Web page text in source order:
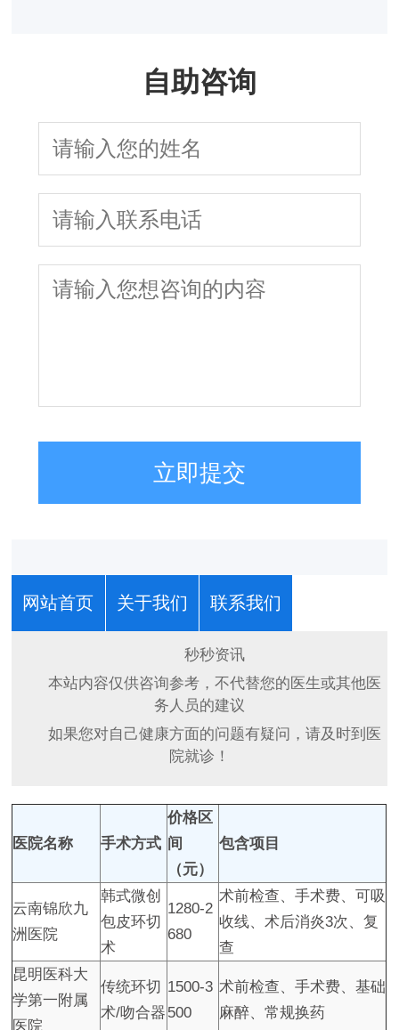
自助咨询
立即提交
网站首页 关于我们 联系我们
秒秒资讯
本站内容仅供咨询参考，不代替您的医生或其他医
务人员的建议
如果您对自己健康方面的问题有疑问，请及时到医
院就诊！
医院名称 手术方式
价格区
间
（元）
包含项目
云南锦欣九
洲医院
韩式微创
包皮环切
术
1280-2
680
术前检查、手术费、可吸
收线、术后消炎3次、复
查
昆明医科大
学第一附属
医院
传统环切
术/吻合器
1500-3
500
术前检查、手术费、基础
麻醉、常规换药